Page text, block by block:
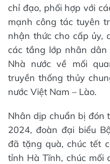
chỉ đạo, phối hợp với
mạnh công tác tuyên
nhận thức cho cấp ủy,
các tầng lớp nhân
Nhà nước về mối
truyền thống thủy
nước Việt Nam – Lào.
Nhân dịp chuẩn bị đón
2024, đoàn đại biểu
đã tặng quà, chúc tết
tỉnh Hà Tĩnh, chúc mối